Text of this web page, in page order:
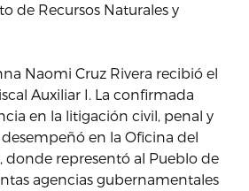
de Recursos Naturales y
Naomi Cruz Rivera recibió el
Auxiliar I. La confirmada
en la litigación civil, penal y
en la Oficina del
donde representó al Pueblo de
agencias gubernamentales